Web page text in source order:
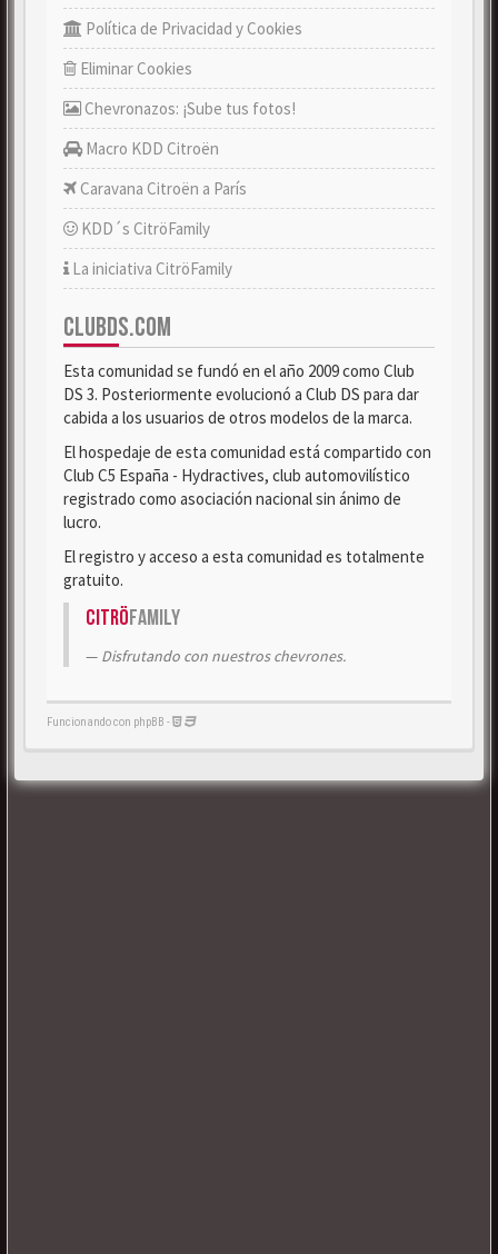
Política de Privacidad y Cookies
Eliminar Cookies
Chevronazos: ¡Sube tus fotos!
Macro KDD Citroën
Caravana Citroën a París
KDD´s CitröFamily
La iniciativa CitröFamily
CLUBDS.COM
Esta comunidad se fundó en el año 2009 como Club
DS 3. Posteriormente evolucionó a Club DS para dar
cabida a los usuarios de otros modelos de la marca.
El hospedaje de esta comunidad está compartido con
Club C5 España - Hydractives, club automovilístico
registrado como asociación nacional sin ánimo de
lucro.
El registro y acceso a esta comunidad es totalmente
gratuito.
CitröFamily
Disfrutando con nuestros chevrones.
Funcionando con phpBB -